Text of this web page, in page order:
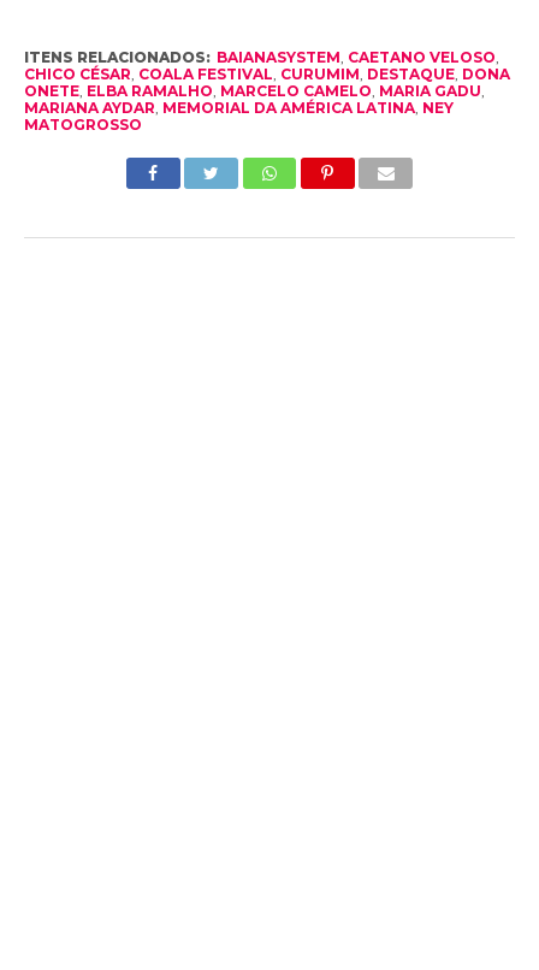
ITENS RELACIONADOS: BAIANASYSTEM, CAETANO VELOSO,
CHICO CÉSAR, COALA FESTIVAL, CURUMIM, DESTAQUE, DONA
ONETE, ELBA RAMALHO, MARCELO CAMELO, MARIA GADU,
MARIANA AYDAR, MEMORIAL DA AMÉRICA LATINA, NEY
MATOGROSSO